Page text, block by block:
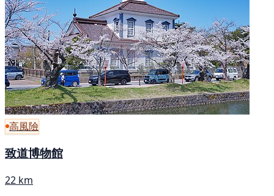
高風險
致道博物館
22 km